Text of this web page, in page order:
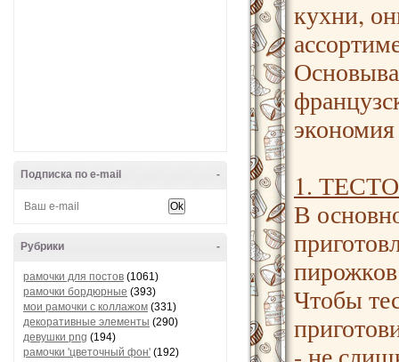
-
Подписка по e-mail
-
Рубрики
рамочки для постов (1061)
рамочки бордюрные (393)
мои рамочки с коллажом (331)
декоративные элементы (290)
девушки png (194)
рамочки 'цветочный фон' (192)
кухни,
1.
В
Чтобы